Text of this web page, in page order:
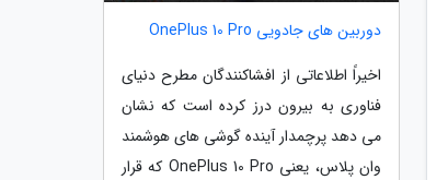
دوربین های جادویی OnePlus 10 Pro
اخیراً اطلاعاتی از افشاکنندگان مطرح دنیای
فناوری به بیرون درز کرده است که نشان
می دهد پرچمدار آینده گوشی های هوشمند
وان پلاس، یعنی OnePlus 10 Pro که قرار